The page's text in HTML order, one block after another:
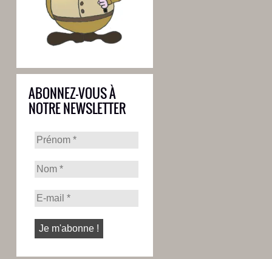
ABONNEZ-VOUS À
NOTRE NEWSLETTER